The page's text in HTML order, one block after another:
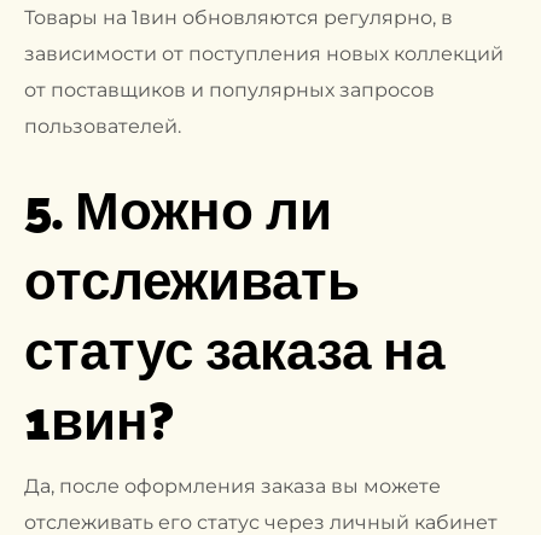
Товары на 1вин обновляются регулярно, в
зависимости от поступления новых коллекций
от поставщиков и популярных запросов
пользователей.
5. Можно ли
отслеживать
статус заказа на
1вин?
Да, после оформления заказа вы можете
отслеживать его статус через личный кабинет